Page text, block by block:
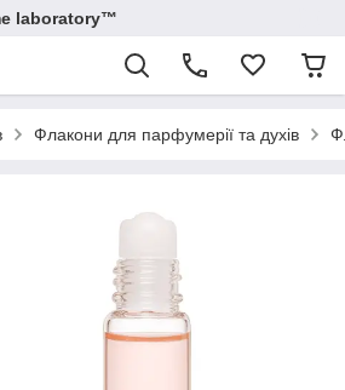
laboratory™
Флакони для парфумерії та духів